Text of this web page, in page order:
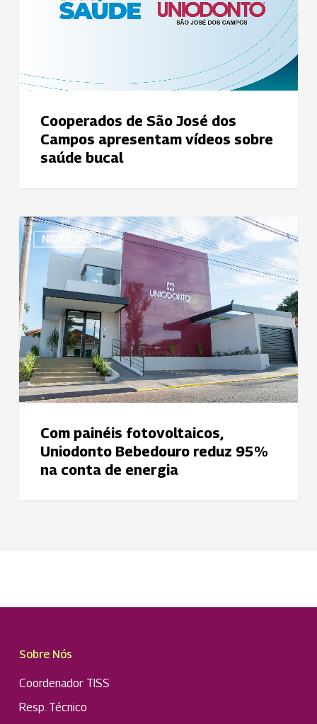
sobre
bucalCooperados de São José dos
Campos apresentam vídeos sobre
saúde bucal
NOTÍCIAS
Com
painéis
fotovoltaicos,
Uniodonto
Bebedouro
reduz
95%
na
conta
de
Com painéis fotovoltaicos,
Uniodonto Bebedouro reduz 95%
na conta de energia
Sobre Nós
Coordenador TISS
Resp. Técnico